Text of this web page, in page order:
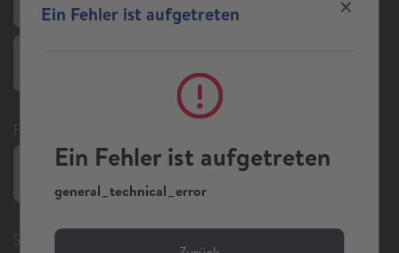
Folgen Sie uns auf Social Media
Sonstiges
Ein Fehler ist aufgetreten
Ein Fehler ist aufgetreten
general_technical_error